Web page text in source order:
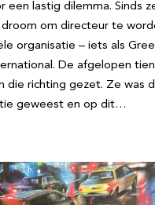
lastig dilemma. Sinds
om directeur te
organisatie – iets als
De afgelopen
die richting gezet. Ze was
geweest en op dit…